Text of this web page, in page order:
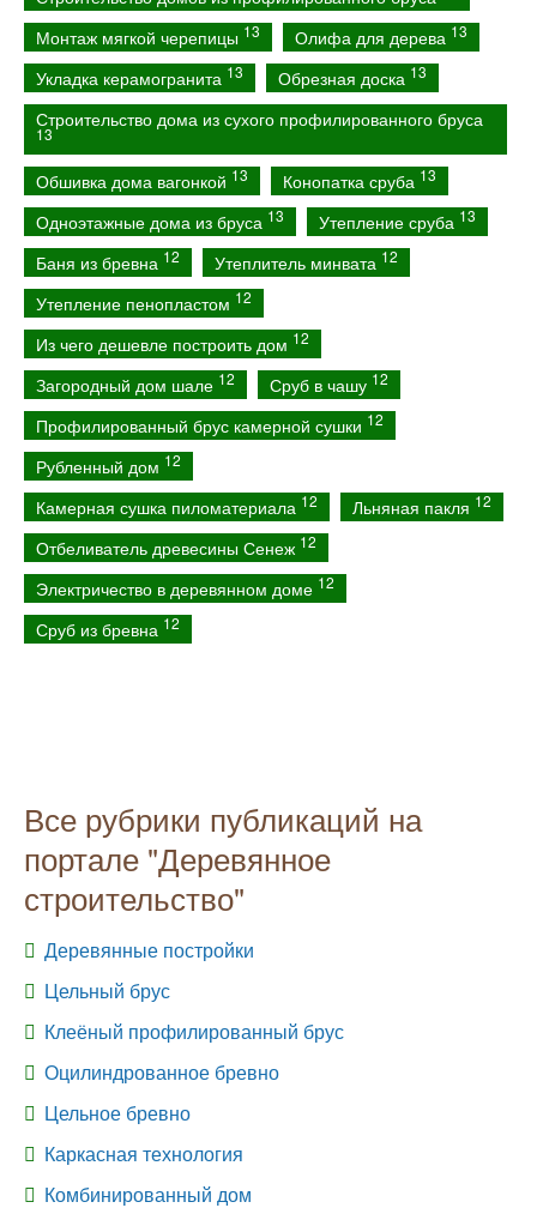
Монтаж мягкой черепицы 13 Олифа для дерева 13
Укладка керамогранита 13 Обрезная доска 13
Строительство дома из сухого профилированного бруса
13
Обшивка дома вагонкой 13 Конопатка сруба 13
Одноэтажные дома из бруса 13 Утепление сруба 13
Баня из бревна 12 Утеплитель минвата 12
Утепление пенопластом 12
Из чего дешевле построить дом 12
Загородный дом шале 12 Сруб в чашу 12
Профилированный брус камерной сушки 12
Рубленный дом 12
Камерная сушка пиломатериала 12 Льняная пакля 12
Отбеливатель древесины Сенеж 12
Электричество в деревянном доме 12
Сруб из бревна 12
Все рубрики публикаций на
портале "Деревянное
строительство"
Деревянные постройки
Цельный брус
Клеёный профилированный брус
Оцилиндрованное бревно
Цельное бревно
Каркасная технология
Комбинированный дом